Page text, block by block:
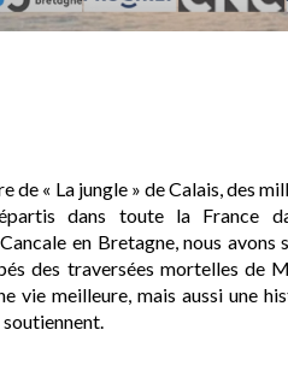
de « La jungle » de Calais, des
dans toute la France
en Bretagne, nous avons
des traversées mortelles de
vie meilleure, mais aussi une
soutiennent.